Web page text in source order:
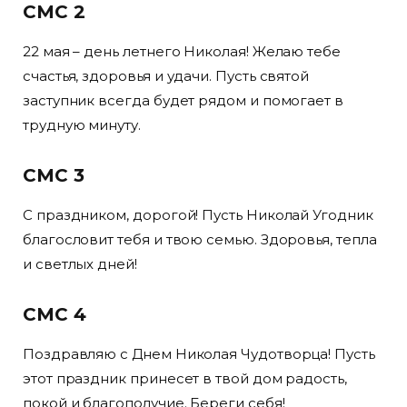
СМС 2
22 мая – день летнего Николая! Желаю тебе
счастья, здоровья и удачи. Пусть святой
заступник всегда будет рядом и помогает в
трудную минуту.
СМС 3
С праздником, дорогой! Пусть Николай Угодник
благословит тебя и твою семью. Здоровья, тепла
и светлых дней!
СМС 4
Поздравляю с Днем Николая Чудотворца! Пусть
этот праздник принесет в твой дом радость,
покой и благополучие. Береги себя!